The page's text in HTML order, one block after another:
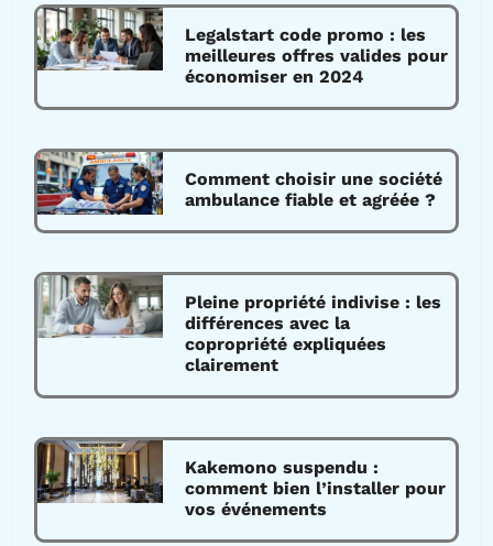
Legalstart code promo : les
meilleures offres valides pour
économiser en 2024
Comment choisir une société
ambulance fiable et agréée ?
Pleine propriété indivise : les
différences avec la
copropriété expliquées
clairement
Kakemono suspendu :
comment bien l’installer pour
vos événements